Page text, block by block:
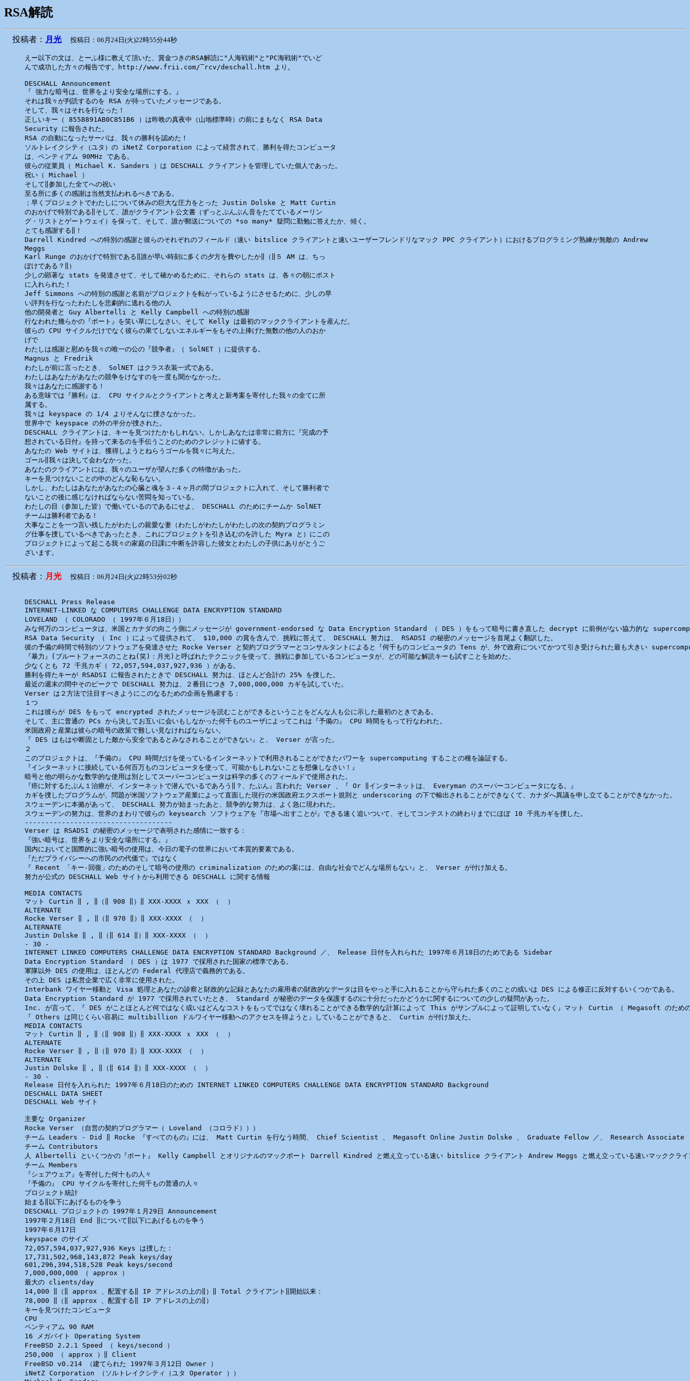
RSA解読
投稿者： 月光 投稿日：06月24日(火)22時55分44秒
えー以下の文は、とーふ様に教えて頂いた、賞金つきのRSA解読に"人海戦術"と"PC海戦術"でいど
んで成功した方々の報告です。http://www.frii.com/‾rcv/deschall.htm より。
DESCHALL Announcement
『 強力な暗号は、世界をより安全な場所にする。』
それは我々が判読するのを RSA が待っていたメッセージである。
そして、我々はそれを行なった！
正しいキー（ 8558891AB0C851B6 ）は昨晩の真夜中（山地標準時）の前にまもなく RSA Data
Security に報告された。
RSA の自動になったサーバは、我々の勝利を認めた！
ソルトレイクシティ（ユタ）の iNetZ Corporation によって経営されて、勝利を得たコンピュータ
は、ペンティアム 90MHz である。
彼らの従業員（ Michael K. Sanders ）は DESCHALL クライアントを管理していた個人であった。
祝い（ Michael ）
そして‖参加した全てへの祝い
至る所に多くの感謝は当然支払われるべきである。
；早くプロジェクトでわたしについて休みの巨大な圧力をとった Justin Dolske と Matt Curtin
のおかげで特別である‖そして、誰がクライアント公文書（ずっとぶんぶん音をたてているメーリン
グ・リストとゲートウェイ）を保って、そして、誰が郵送についての *so many* 疑問に勤勉に答えたか、傾く。
とても感謝する‖！
Darrell Kindred への特別の感謝と彼らのそれぞれのフィールド（速い bitslice クライアントと速いユーザーフレンドリなマック PPC クライアント）におけるプログラミング熟練が無敵の Andrew
Meggs
Karl Runge のおかげで特別である‖誰が早い時刻に多くの夕方を費やしたか‖（‖５ AM は、ちっ
ぽけである？‖）
少しの顕著な stats を発達させて、そして確かめるために、それらの stats は、各々の朝にポスト
に入れられた！
Jeff Simmons への特別の感謝と名前がプロジェクトを転がっているようにさせるために、少しの早
い評判を行なったわたしを悲劇的に逃れる他の人
他の開発者と Guy Albertelli と Kelly Campbell への特別の感謝
行なわれた幾らかの『ポート』を笑い草にしなさい。そして Kelly は最初のマッククライアントを産んだ。
彼らの CPU サイクルだけでなく彼らの果てしないエネルギーをもその上捧げた無数の他の人のおか
げで
わたしは感謝と慰めを我々の唯一の公の『競争者』（ SolNET ）に提供する。
Magnus と Fredrik
わたしが前に言ったとき、 SolNET はクラス衣装一式である。
わたしはあなたがあなたの競争をけなすのを一度も聞かなかった。
我々はあなたに感謝する！
ある意味では『勝利』は、 CPU サイクルとクライアントと考えと新考案を寄付した我々の全てに所
属する。
我々は keyspace の 1/4 よりそんなに捜さなかった。
世界中で keyspace の外の半分が捜された。
DESCHALL クライアントは、キーを見つけたかもしれない。しかしあなたは非常に前方に『完成の予
想されている日付』を持って来るのを手伝うことのためのクレジットに値する。
あなたの Web サイトは、獲得しようとねらうゴールを我々に与えた。
ゴール‖我々は決して会わなかった。
あなたのクライアントには、我々のユーザが望んだ多くの特徴があった。
キーを見つけないことの中のどんな恥もない。
しかし、わたしはあなたがあなたの心臓と魂を３-４ヶ月の間プロジェクトに入れて、そして勝利者で
ないことの後に感じなければならない苦悶を知っている。
わたしの目（参加した皆）で働いているのであるにせよ、 DESCHALL のためにチームか SolNET
チームは勝利者である！
大事なことを一つ言い残したがわたしの親愛な妻（わたしがわたしがわたしの次の契約プログラミン
グ仕事を捜しているべきであったとき、これにプロジェクトを引き込むのを許した Myra と）にこの
プロジェクトによって起こる我々の家庭の日課に中断を許容した彼女とわたしの子供にありがとうご
投稿者： 月光 投稿日：06月24日(火)22時53分02秒
DESCHALL Press Release
INTERNET-LINKED な COMPUTERS CHALLENGE DATA ENCRYPTION STANDARD
LOVELAND （ COLORADO （ 1997年６月18日））
みな何万のコンピュータは、米国とカナダの向こう側にメッセージが government-endorsed な Data Encryption Standard （ DES ）をもって暗号に書き直した decrypt に前例がない協力的な
RSA Data Security （ Inc ）によって提供されて、 $10,000 の賞を含んで、挑戦に答えて、 DESCHALL 努力は、 RSADSI の秘密のメッセージを首尾よく翻訳した。
彼の予備の時間で特別のソフトウェアを発達させた Rocke Verser と契約プログラマーとコンサルタントによると『何千ものコンピュータの Tens が、外で政府についてかつて引き受けられた最も大きい
『暴力』(ブルートフォースのことね(笑)：月光)と呼ばれたテクニックを使って、挑戦に参加しているコンピュータが、どの可能な解読キーも試すことを始めた。
少なくとも 72 千兆カギ（ 72,057,594,037,927,936 ）がある。
勝利を得たキーが RSADSI に報告されたときで DESCHALL 努力は、ほとんど合計の 25% を捜した。
最近の週末の間中そのピークで DESCHALL 努力は、２番目につき 7,000,000,000 カギを試していた。
Verser は２方法で注目すべきようにこのなるための企画を熟慮する：
１つ
これは彼らが DES をもって encrypted されたメッセージを読むことができるということをどんな人も公に示した最初のときである。
そして、主に普通の PCs から決してお互いに会いもしなかった何千ものユーザによってこれは『予備の』 CPU 時間をもって行なわれた。
米国政府と産業は彼らの暗号の政策で難しい見なければならない。
『 DES はもはや断固とした敵から安全であるとみなされることができない』と、 Verser が言った。
２
このプロジェクトは、『予備の』 CPU 時間だけを使っているインターネットで利用されることができたパワーを supercomputing することの種を論証する。
『インターネットに接続している何百万ものコンピュータを使って、可能かもしれないことを想像しなさい！』
暗号と他の明らかな数学的な使用は別としてスーパーコンピュータは科学の多くのフィールドで使用された。
『癌に対するたぶん１治療が、インターネットで潜んでいるであろう‖？、たぶん』言われた Verser 、『 Or ‖インターネットは、 Everyman のスーパーコンピュータになる。』
カギを捜したプログラムが、問題が米国ソフトウェア産業によって直面した現行の米国政府エクスポート規則と underscoring の下で輸出されることができなくて、カナダへ異議を申し立てることができなかった。
スウェーデンに本拠があって、 DESCHALL 努力が始まったあと、競争的な努力は、よく急に現われた。
スウェーデンの努力は、世界のまわりで彼らの keysearch ソフトウェアを『市場へ出すことが』できる速く追いついて、そしてコンテストの終わりまでにほぼ 10 千兆カギを捜した。
------------------------------------
Verser は RSADSI の秘密のメッセージで表明された感情に一致する：
『強い暗号は、世界をより安全な場所にする。』
国内においてと国際的に強い暗号の使用は、今日の電子の世界において本質的要素である。
『ただプライバシーへの市民のの代価で』ではなく
『 Recent 「キー-回復」のためのそして暗号の使用の criminalization のための案には、自由な社会でどんな場所もない』と、 Verser が付け加える。
MEDIA CONTACTS
マット Curtin ‖ , ‖（‖ 908 ‖）‖ XXX-XXXX ｘ XXX （
）
ALTERNATE
Rocke Verser ‖ , ‖（‖ 970 ‖）‖ XXX-XXXX （
）
ALTERNATE
Justin Dolske ‖ , ‖（‖ 614 ‖）‖ XXX-XXXX （
）
- 30 -
INTERNET LINKED COMPUTERS CHALLENGE DATA ENCRYPTION STANDARD Background ／、 Release 日付を入れられた 1997年６月18日のためである Sidebar
Data Encryption Standard （ DES ）は 1977 で採用された国家の標準である。
軍隊以外 DES の使用は、ほとんどの Federal 代理店で義務的である。
その上 DES は私営企業で広く非常に使用された。
Interbank ワイヤー移動と Visa 処理とあなたの診察と財政的な記録とあなたの雇用者の財政的なデータは目をやっと手に入れることから守られた多くのことの或いは DES による修正に反対するいくつかである。
Data Encryption Standard が 1977 で採用されていたとき、 Standard が秘密のデータを保護するのに十分だったかどうかに関するについての少しの疑問があった。
Inc. が言って、『 DES がことほとんど何ではなく或いはどんなコストをもってではなく壊れることができる数学的な計算によって This がサンプルによって証明していなく』マット Curtin （ Megasoft
『 Others は同じくらい容易に multibillion ドルワイヤー移動へのアクセスを得ようと』していることができると、 Curtin が付け加えた。
MEDIA CONTACTS
マット Curtin ‖ , ‖（‖ 908 ‖）‖ XXX-XXXX ｘ XXX （
）
ALTERNATE
Rocke Verser ‖ , ‖（‖ 970 ‖）‖ XXX-XXXX （
）
ALTERNATE
Justin Dolske ‖ , ‖（‖ 614 ‖）‖ XXX-XXXX （
）
- 30 -
Release 日付を入れられた 1997年６月18日のための INTERNET LINKED COMPUTERS CHALLENGE DATA ENCRYPTION STANDARD Background
DESCHALL DATA SHEET
主要な Organizer
Rocke Verser （自営の契約プログラマー（ Loveland （コロラド）））
チーム Leaders - Did ‖ Rocke 『すべてのもの』には、 Matt Curtin を行なう時間、 Chief Scientist 、 Megasoft Online Justin Dolske 、 Graduate Fellow ／、 Research Associate
チーム Contributors
人 Albertelli といくつかの『ポート』 Kelly Campbell とオリジナルのマックポート Darrell Kindred と燃え立っている速い bitslice クライアント Andrew Meggs と燃え立っている速いマッククライ
チーム Members
『シェアウェア』を寄付した何十もの人々
『予備の』 CPU サイクルを寄付した何千もの普通の人々
プロジェクト統計
始まる‖以下にあげるものを争う
DESCHALL プロジェクトの 1997年１月29日 Announcement
1997年２月18日 End ‖について‖以下にあげるものを争う
1997年６月17日
keyspace のサイズ
72,057,594,037,927,936 Keys は捜した：
17,731,502,968,143,872 Peak keys/day
601,296,394,518,528 Peak keys/second
7,000,000,000 （ approx ）
最大の clients/day
14,000 ‖（‖ approx 、配置する‖ IP アドレスの上の‖）‖ Total クライアント‖開始以来：
78,000 ‖（‖ approx 、配置する‖ IP アドレスの上の‖）
キーを見つけたコンピュータ
CPU
ペンティアム 90 RAM
16 メガバイト Operating System
FreeBSD 2.2.1 Speed （ keys/second ）
250,000 （ approx ）‖ Client
FreeBSD v0.214 （建てられた 1997年３月12日 Owner ）
iNetZ Corporation （ソルトレイクシティ（ユタ Operator ））